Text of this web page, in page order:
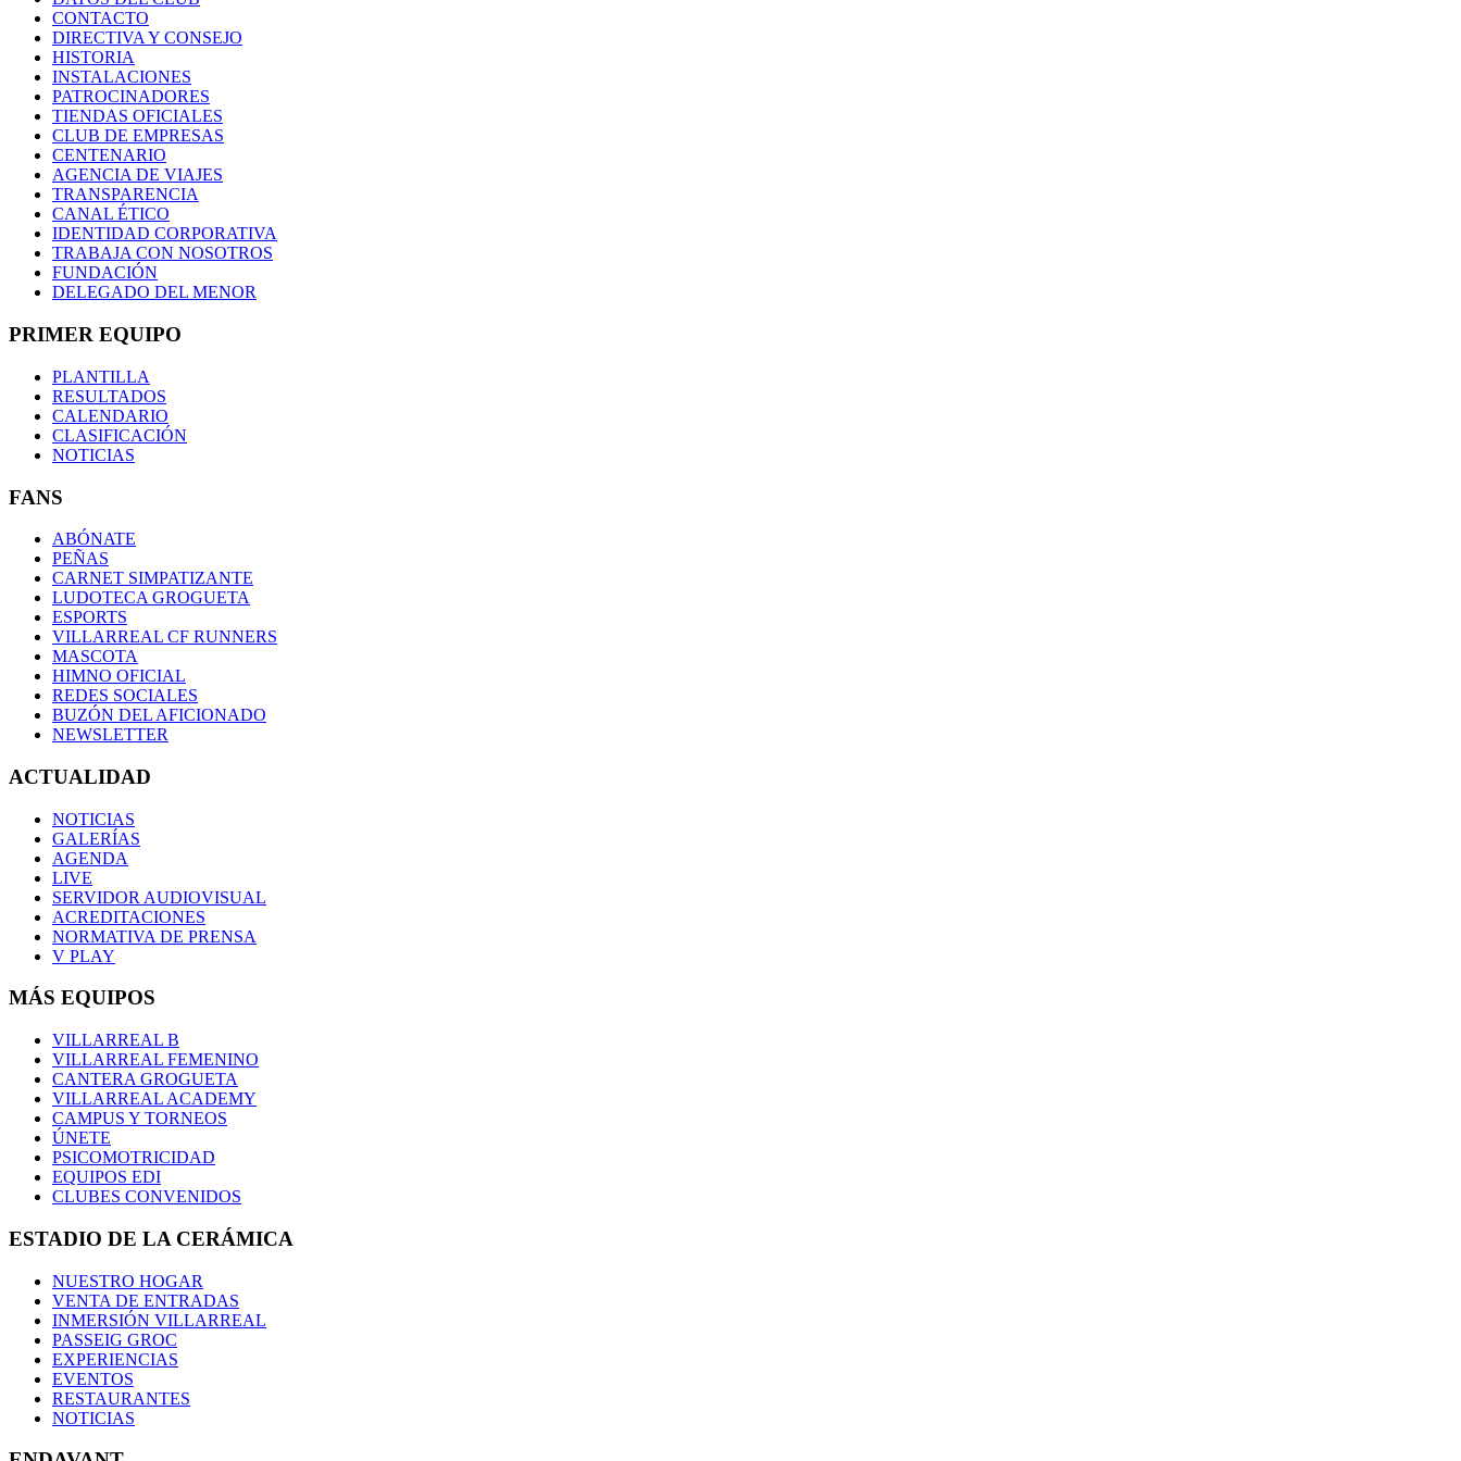
CONTACTO
DIRECTIVA Y CONSEJO
HISTORIA
INSTALACIONES
PATROCINADORES
TIENDAS OFICIALES
CLUB DE EMPRESAS
CENTENARIO
AGENCIA DE VIAJES
TRANSPARENCIA
CANAL ÉTICO
IDENTIDAD CORPORATIVA
TRABAJA CON NOSOTROS
FUNDACIÓN
DELEGADO DEL MENOR
PRIMER EQUIPO
PLANTILLA
RESULTADOS
CALENDARIO
CLASIFICACIÓN
NOTICIAS
FANS
ABÓNATE
PEÑAS
CARNET SIMPATIZANTE
LUDOTECA GROGUETA
ESPORTS
VILLARREAL CF RUNNERS
MASCOTA
HIMNO OFICIAL
REDES SOCIALES
BUZÓN DEL AFICIONADO
NEWSLETTER
ACTUALIDAD
NOTICIAS
GALERÍAS
AGENDA
LIVE
SERVIDOR AUDIOVISUAL
ACREDITACIONES
NORMATIVA DE PRENSA
V PLAY
MÁS EQUIPOS
VILLARREAL B
VILLARREAL FEMENINO
CANTERA GROGUETA
VILLARREAL ACADEMY
CAMPUS Y TORNEOS
ÚNETE
PSICOMOTRICIDAD
EQUIPOS EDI
CLUBES CONVENIDOS
ESTADIO DE LA CERÁMICA
NUESTRO HOGAR
VENTA DE ENTRADAS
INMERSIÓN VILLARREAL
PASSEIG GROC
EXPERIENCIAS
EVENTOS
RESTAURANTES
NOTICIAS